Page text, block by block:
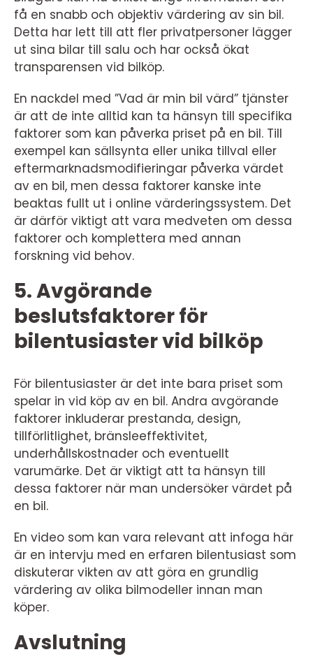
få en snabb och objektiv värdering av sin bil.
Detta har lett till att fler privatpersoner lägger
ut sina bilar till salu och har också ökat
transparensen vid bilköp.
En nackdel med ”Vad är min bil värd” tjänster
är att de inte alltid kan ta hänsyn till specifika
faktorer som kan påverka priset på en bil. Till
exempel kan sällsynta eller unika tillval eller
eftermarknadsmodifieringar påverka värdet
av en bil, men dessa faktorer kanske inte
beaktas fullt ut i online värderingssystem. Det
är därför viktigt att vara medveten om dessa
faktorer och komplettera med annan
forskning vid behov.
5. Avgörande
beslutsfaktorer för
bilentusiaster vid bilköp
För bilentusiaster är det inte bara priset som
spelar in vid köp av en bil. Andra avgörande
faktorer inkluderar prestanda, design,
tillförlitlighet, bränsleeffektivitet,
underhållskostnader och eventuellt
varumärke. Det är viktigt att ta hänsyn till
dessa faktorer när man undersöker värdet på
en bil.
En video som kan vara relevant att infoga här
är en intervju med en erfaren bilentusiast som
diskuterar vikten av att göra en grundlig
värdering av olika bilmodeller innan man
köper.
Avslutning